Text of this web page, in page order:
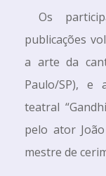
Os
publicações
a arte da
Paulo/SP), e
teatral
pelo ator
mestre de